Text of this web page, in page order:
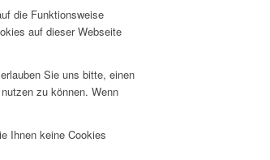
die Funktionsweise
auf dieser Webseite
Sie uns bitte, einen
zu können. Wenn
Ihnen keine Cookies